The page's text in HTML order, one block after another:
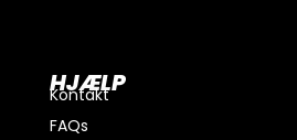
HJÆLP
Kontakt
FAQs